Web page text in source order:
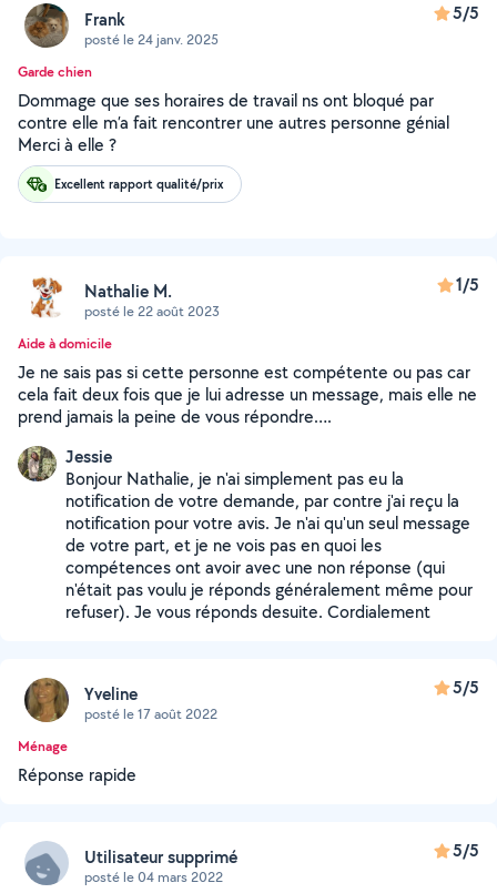
Frank
posté le 24 janv. 2025
5/5
Garde chien
Dommage que ses horaires de travail ns ont bloqué par
contre elle m’a fait rencontrer une autres personne génial
Merci à elle ?
Excellent rapport qualité/prix
Nathalie M.
posté le 22 août 2023
1/5
Aide à domicile
Je ne sais pas si cette personne est compétente ou pas car
cela fait deux fois que je lui adresse un message, mais elle ne
prend jamais la peine de vous répondre….
Jessie
Bonjour Nathalie, je n'ai simplement pas eu la
notification de votre demande, par contre j'ai reçu la
notification pour votre avis. Je n'ai qu'un seul message
de votre part, et je ne vois pas en quoi les
compétences ont avoir avec une non réponse (qui
n'était pas voulu je réponds généralement même pour
refuser). Je vous réponds desuite. Cordialement
Yveline
posté le 17 août 2022
5/5
Ménage
Réponse rapide
Utilisateur supprimé
posté le 04 mars 2022
5/5